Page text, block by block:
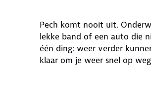
Pech komt nooit uit.
lekke band of een auto die
één ding: weer verder
klaar om je weer snel op